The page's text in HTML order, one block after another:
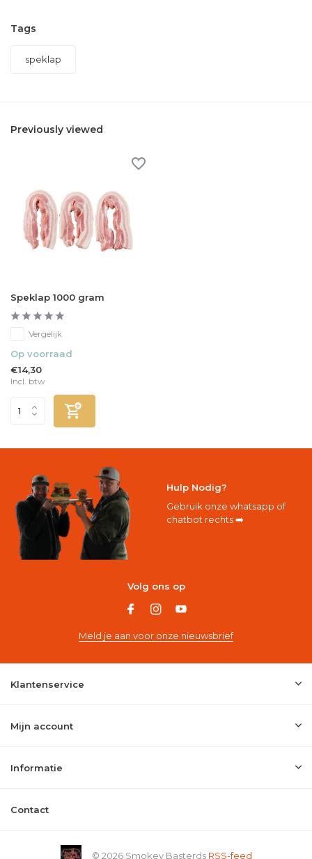
Tags
speklap
Previously viewed
Speklap 1000 gram
Vergelijk
Op voorraad
€14,30
Incl. btw
Hulp Nodig?
Gebruik onze whatsapp of
chatbot rechts ➡️
Volg ons op
Meld je aan voor onze nieuwsbrief
Klantenservice
Mijn account
Informatie
Contact
© 2026 Smokey Basterds RSS-feed